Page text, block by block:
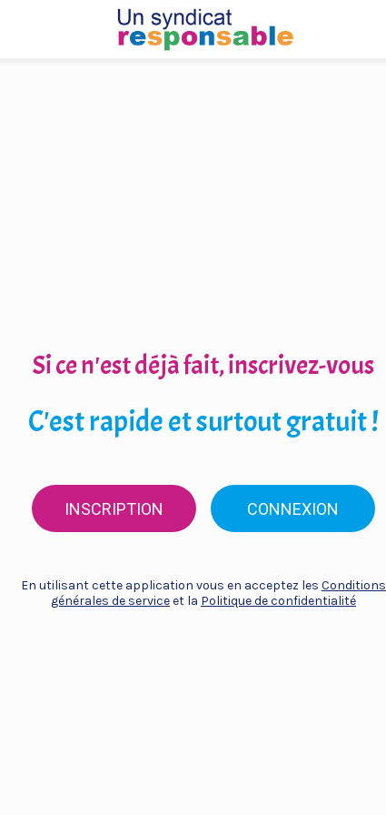
Si ce n'est déjà fait, inscrivez-vous
C'est rapide et surtout gratuit !
INSCRIPTION CONNEXION
En utilisant cette application vous en acceptez les Conditions
générales de serviceet la Politique de confidentialité